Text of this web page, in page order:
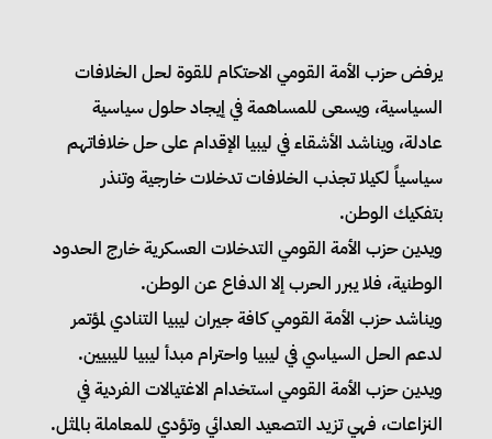
يرفض حزب الأمة القومي الاحتكام للقوة لحل الخلافات
السياسية، ويسعى للمساهمة في إيجاد حلول سياسية
عادلة، ويناشد الأشقاء في ليبيا الإقدام على حل خلافاتهم
سياسياً لكيلا تجذب الخلافات تدخلات خارجية وتنذر
بتفكيك الوطن.
ويدين حزب الأمة القومي التدخلات العسكرية خارج الحدود
الوطنية، فلا يبرر الحرب إلا الدفاع عن الوطن.
ويناشد حزب الأمة القومي كافة جيران ليبيا التنادي لمؤتمر
لدعم الحل السياسي في ليبيا واحترام مبدأ ليبيا لليبيين.
ويدين حزب الأمة القومي استخدام الاغتيالات الفردية في
النزاعات، فهي تزيد التصعيد العدائي وتؤدي للمعاملة بالمثل.